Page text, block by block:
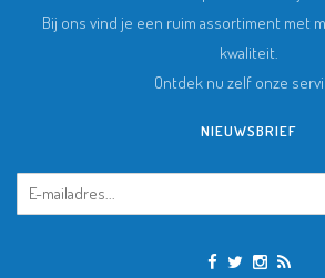
Bij ons vind je een ruim assortiment met
kwaliteit.
Ontdek nu zelf onze
NIEUWSBRIEF